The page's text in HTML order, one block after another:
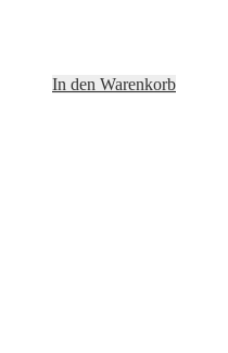
In den Warenkorb